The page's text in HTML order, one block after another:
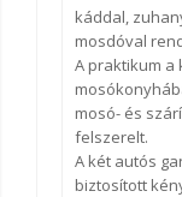
káddal,
mosdóval
A praktikum
mosó- és
felszerelt.
A két autós
biztosított